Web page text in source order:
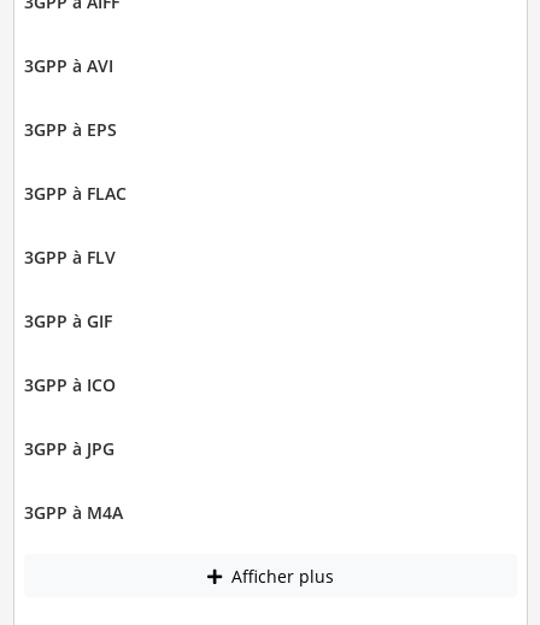
3GPP à AVI
3GPP à EPS
3GPP à FLAC
3GPP à FLV
3GPP à GIF
3GPP à ICO
3GPP à JPG
3GPP à M4A
Afficher plus